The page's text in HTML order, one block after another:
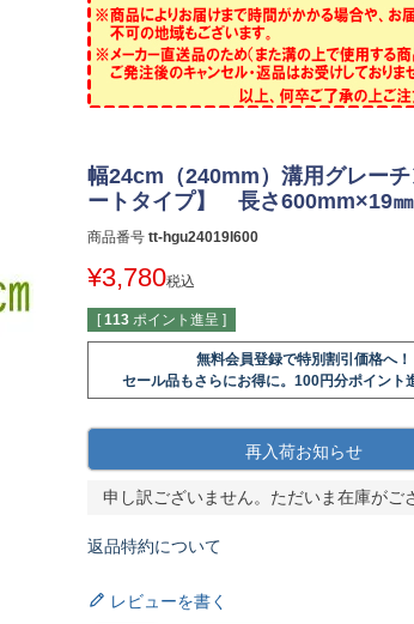
幅24cm（240mm）溝用グレーチ
ートタイプ】 長さ600mm×19
商品番号 tt-hgu24019l600
¥3,780税込
[ 113 ポイント進呈 ]
無料会員登録で特別割引価格へ！
セール品もさらにお得に。100円分ポイント
再入荷お知らせ
申し訳ございません。ただいま在庫がご
返品特約について
レビューを書く